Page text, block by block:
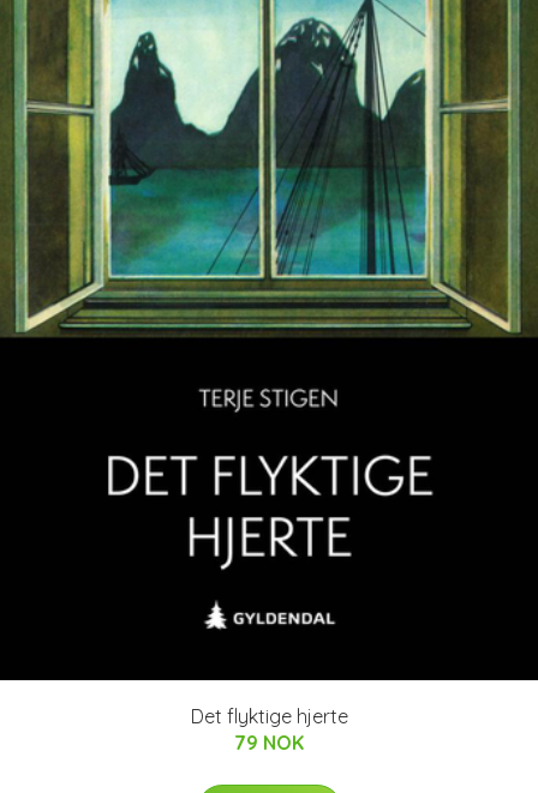
Det flyktige hjerte
79 NOK